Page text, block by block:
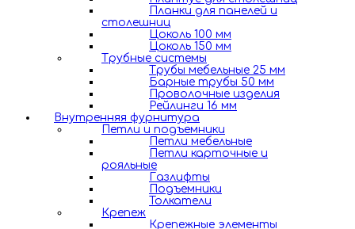
Планки для панелей и
столешниц
Цоколь 100 мм
Цоколь 150 мм
Трубные системы
Трубы мебельные 25 мм
Барные трубы 50 мм
Проволочные изделия
Рейлинги 16 мм
Внутренняя фурнитура
Петли и подъемники
Петли мебельные
Петли карточные и
рояльные
Газлифты
Подъемники
Толкатели
Крепеж
Крепежные элементы